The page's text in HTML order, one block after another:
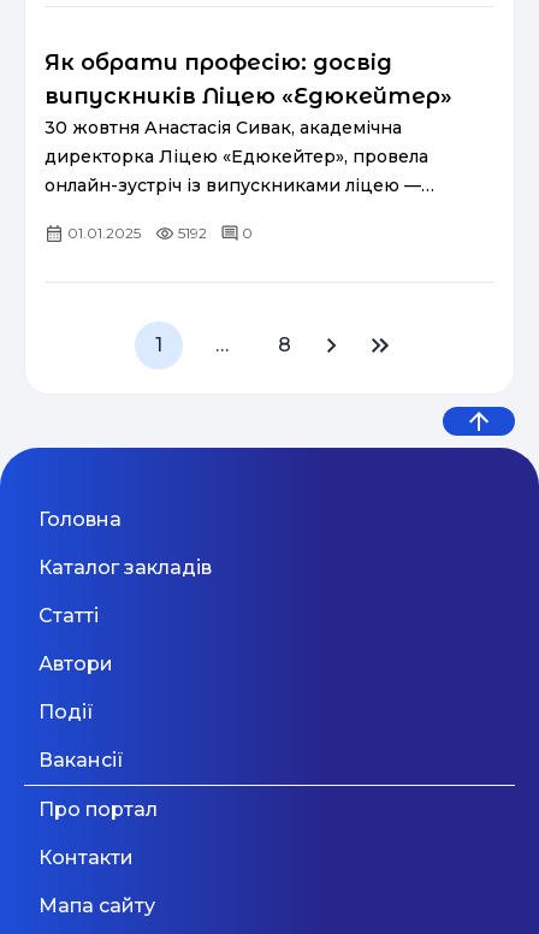
Як обрати професію: досвід
випускників Ліцею «Едюкейтер»
30 жовтня Анастасія Сивак, академічна
директорка Ліцею «Едюкейтер», провела
онлайн-зустріч із випускниками ліцею —
час розмови обговорювали вибір професі...
01.01.2025 5192 0
1 … 8
Головна
Каталог закладів
Статті
Автори
Події
Вакансії
Про портал
Контакти
Мапа сайту